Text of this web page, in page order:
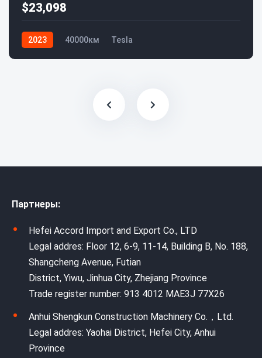
$23,098
2023 40000км Tesla
Партнеры:
Hefei Accord Import and Export Co., LTD
Legal addres: Floor 12, 6-9, 11-14, Building B, No. 188,
Shangcheng Avenue, Futian
District, Yiwu, Jinhua City, Zhejiang Province
Trade register number: 913 4012 MAE3J 77X26
Anhui Shengkun Construction Machinery Co.，Ltd.
Legal addres: Yaohai District, Hefei City, Anhui
Province